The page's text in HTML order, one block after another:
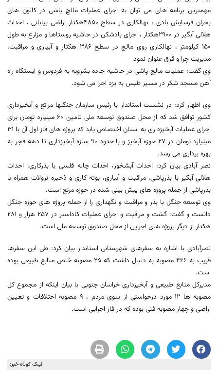
مهمترین برنامه های می توان به اجرای عملیات مالچ پاشی در کانون های
بحران فرسایش بادی ، نهالکاری در سطح ۴۸۵۰هکتار اراضی بیابانی ، احداث
هلالی آبگیر در ۲۹۰۰هکتار ، اجرای بادشکن در حاشیه روستاها و مزارع به طول
۱۵۰ کیلومتر ، نهالکاری روی مالچ در سطح ۳۸۶ هکتار و آبیاری و مراقبت،
مدیریت چرا و قرق عنوان نمود
وی گفت: عملیات مالچ پاشی در حاشیه جاده بشرویه به فردوس و ایستگاه راه
آهن مسجد شکر در مسیر طبس به یزد اجرا می شود.
وی اظهار کرد: در نشست استاندار با رئیس سازمان جنگلها مراتع و آبخیزداری
کشور توافق شد که از محل صندوق توسعه ملی تامین ۶۰ میلیارد تومان برای
اجرای عملیات آبخیزداری به استان اختصاص یابد که پروژه های فاز اول آن با ۳۱
میلیارد تومان در ۲۷ حوزه آبخیز و با حدود ۹۰ سازه آبخیزداری تا دهه فجر به
بهره برداری می رسد.
نصر آبادی بیان کرد: احداث آبشخور، احداث چاله فلسی با بذرکاری، احداث
هلالی آبگیر با بذرپاشی، مراقبت و آبیاری، بوته کاری و ذخیره نزولات همراه با
بذرپاشی از جمله پروژه های پیش بینی شده در حوزه مرتع است.
وی توسعه جنگل با بذر و مراقبت و نگهداری را از جمله پروژه های حوزه جنگل
دانست و گفت: گشت و مراقبت و اجرای عملیات کاداستر در ۲۵۷ هزار و ۲۸۱
هکتار از دیگر پروژه های اجرایی از محل صندوق توسعه ملی است.
نصرآبادی با اشاره به سفرهای شهرستانی استاندار بیان کرد: طی این سفرها
قریب به ۴۶۶ مصوبه به دنبال داشت که ۲۵ مصوبه خاص منابع طبیعی بوده
است.
مدیرکل منابع طبیعی و آبخیزداری خراسان جنوبی با بیان اینکه از مجموع کل
مصوبه ها ۱۲ مورد درخواستی از سوی مردم ، ۹ مصوبه اختلافات و تعیین
اراضی و چهار مصوبه فنی بوده که در فاز اجرایی است.
لینک کوتاه خبر: